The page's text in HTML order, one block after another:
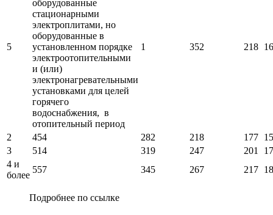
5
оборудованные
стационарными
электроплитами, но
оборудованные в
установленном порядке
электроотопительными
и (или)
электронагревательными
установками для целей
горячего
водоснабжения, в
отопительный период
1 352 218
2 454 282 218 177
3
514 319 247 201
4 и
более
557 345 267 217
Подробнее по ссылке